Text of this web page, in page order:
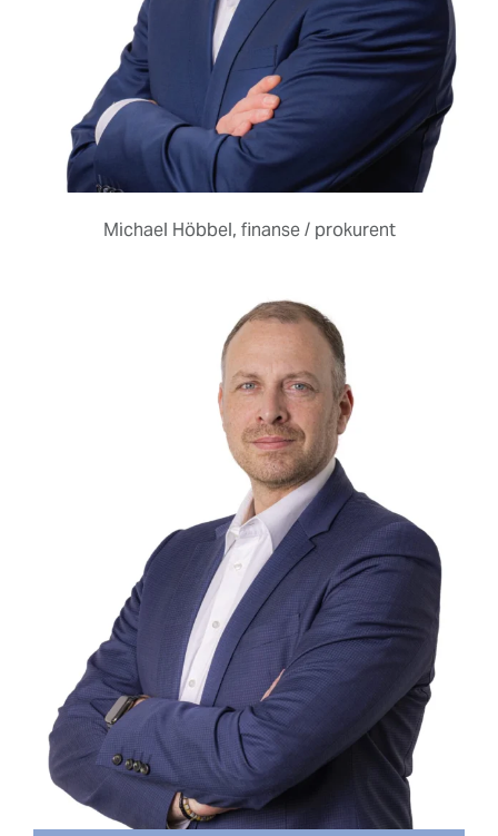
Michael Höbbel, finanse / prokurent